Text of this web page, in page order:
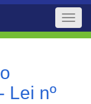
Toggle
Lei nº